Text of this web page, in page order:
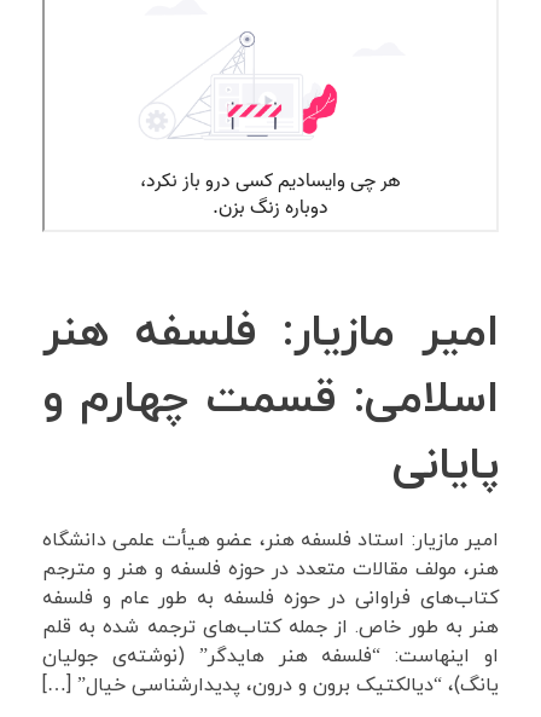
امیر مازیار: فلسفه هنر
اسلامی: قسمت چهارم و
پایانی
امیر مازیار: استاد فلسفه هنر، عضو هیأت علمی دانشگاه
هنر، مولف مقالات متعدد در حوزه فلسفه و هنر و مترجم
کتاب‌های فراوانی در حوزه فلسفه‌ به طور عام و فلسفه
هنر به طور خاص. از جمله کتاب‌های ترجمه شده به قلم
او اینهاست: “فلسفه هنر هایدگر” (نوشته‌ی جولیان
یانگ)، “دیالکتیک برون و درون، پدیدارشناسی خیال” […]